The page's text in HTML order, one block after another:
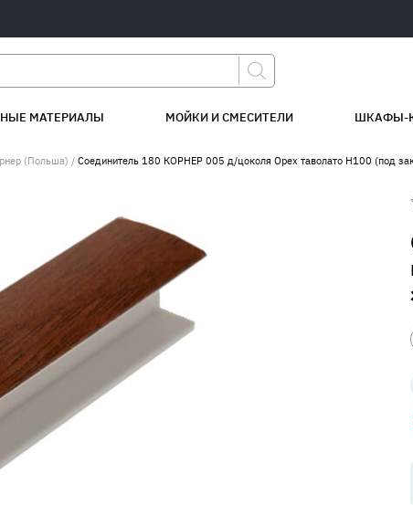
МАТЕРИАЛЫ МОЙКИ И СМЕСИТЕЛИ ШКАФЫ-
(Польша) / Соединитель 180 КОРНЕР 005 д/цоколя Орех таволато Н100 (под